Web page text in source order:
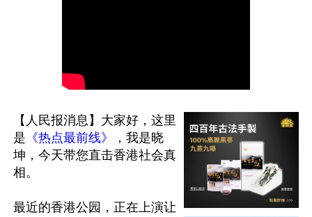
【人民报消息】大家好，这里
是 《热点最前线》
，我是晓
坤，今天带您直击香港社会真
相。
最近的香港公园，正在上演让